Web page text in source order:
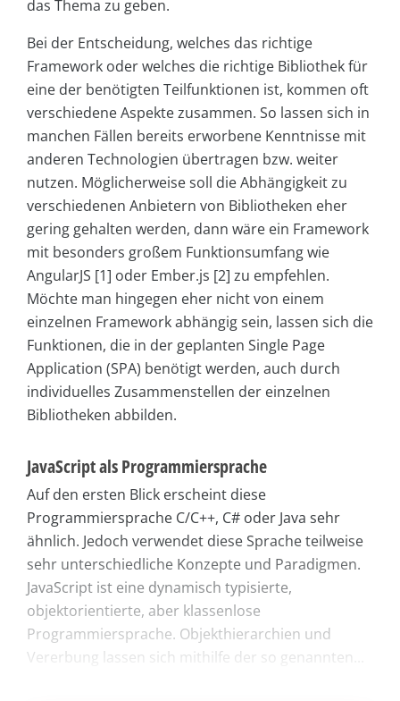
das Thema zu geben.
Bei der Entscheidung, welches das richtige
Framework oder welches die richtige Bibliothek für
eine der benötigten Teilfunktionen ist, kommen oft
verschiedene Aspekte zusammen. So lassen sich in
manchen Fällen bereits erworbene Kenntnisse mit
anderen Technologien übertragen bzw. weiter
nutzen. Möglicherweise soll die Abhängigkeit zu
verschiedenen Anbietern von Bibliotheken eher
gering gehalten werden, dann wäre ein Framework
mit besonders großem Funktionsumfang wie
AngularJS [1] oder Ember.js [2] zu empfehlen.
Möchte man hingegen eher nicht von einem
einzelnen Framework abhängig sein, lassen sich die
Funktionen, die in der geplanten Single Page
Application (SPA) benötigt werden, auch durch
individuelles Zusammenstellen der einzelnen
Bibliotheken abbilden.
JavaScript als Programmiersprache
Auf den ersten Blick erscheint diese
Programmiersprache C/C++, C# oder Java sehr
ähnlich. Jedoch verwendet diese Sprache teilweise
sehr unterschiedliche Konzepte und Paradigmen.
JavaScript ist eine dynamisch typisierte,
objektorientierte, aber klassenlose
Programmiersprache. Objekthierarchien und
Vererbung lassen sich mithilfe der so genannten...